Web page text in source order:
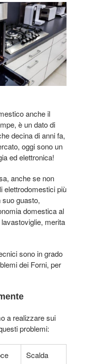
anche il
è un dato di
decina di anni fa,
oggi sono un
ed elettronica!
anche se non
elettrodomestici più
suo guasto,
domestica al
merita
sono in grado
dei Forni, per
a realizzare sui
problemi:
Scalda